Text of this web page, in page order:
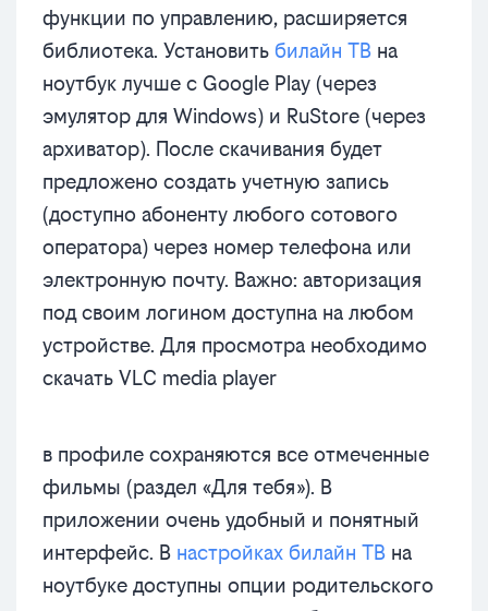
функции по управлению, расширяется
библиотека. Установить билайн ТВ на
ноутбук лучше с Google Play (через
эмулятор для Windows) и RuStore (через
архиватор). После скачивания будет
предложено создать учетную запись
(доступно абоненту любого сотового
оператора) через номер телефона или
электронную почту. Важно: авторизация
под своим логином доступна на любом
устройстве. Для просмотра необходимо
скачать VLC media player
в профиле сохраняются все отмеченные
фильмы (раздел «Для тебя»). В
приложении очень удобный и понятный
интерфейс. В настройках билайн ТВ на
ноутбуке доступны опции родительского